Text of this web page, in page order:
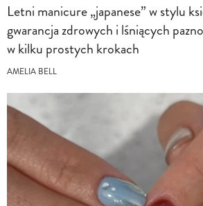
Letni manicure „japanese” w stylu
gwarancja zdrowych i lśniących
w kilku prostych krokach
AMELIA BELL